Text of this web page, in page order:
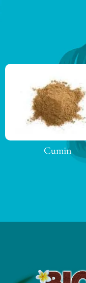
Cumin